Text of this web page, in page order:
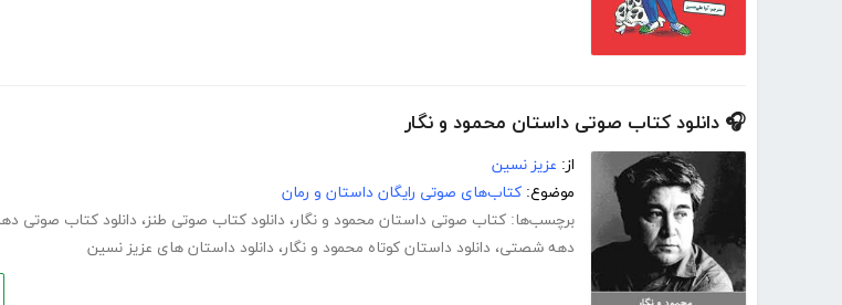
🎧 دانلود کتاب صوتی داستان محمود و نگار
از: عزیز نسین
موضوع: کتاب‌های صوتی رایگان داستان و رمان
برچسب‌ها: کتاب صوتی داستان محمود و نگار، دانلود کتاب صوتی طنز، دانلود کتاب صوتی
دهه شصتی، دانلود داستان کوتاه محمود و نگار، دانلود داستان های عزیز نسین